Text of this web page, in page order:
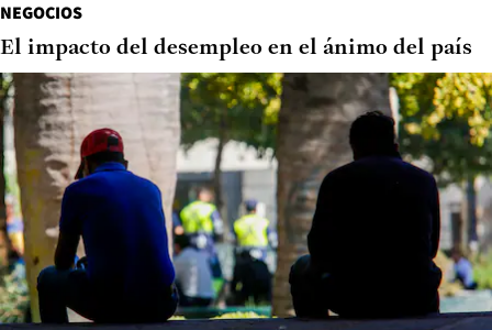
NEGOCIOS
El impacto del desempleo en el ánimo del país